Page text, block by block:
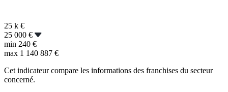
25 k €
25 000 €
min 240 €
max 1 140 887 €
Cet indicateur compare les informations des franchises du secteur
concerné.